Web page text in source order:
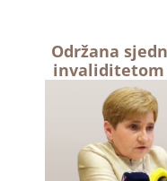
Održana
invaliditetom